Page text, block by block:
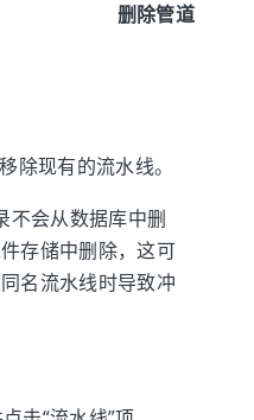
删除管道
除现有的流水线。
不会从数据库中删
存储中删除，这可
名流水线时导致冲